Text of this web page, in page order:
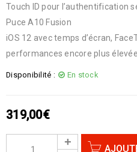
Touch ID pour l’authentification
Puce A10 Fusion
iOS 12 avec temps d’écran,
performances encore plus
Disponibilité : En stock
319,00€